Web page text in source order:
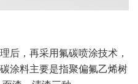
，再采用氟碳喷涂技术，
涂料主要是指聚偏氟乙烯树